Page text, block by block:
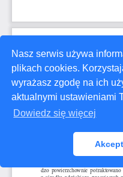
Nasz serwis używa
plikach cookies.
wyrażasz zgodę na ich
aktualnymi ustawieniami
Dowiedz się więcej